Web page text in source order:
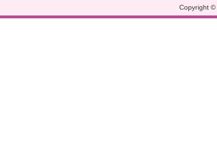
Copyright ©